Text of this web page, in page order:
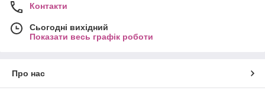
Контакти
Сьогодні вихідний
Показати весь графік роботи
Про нас